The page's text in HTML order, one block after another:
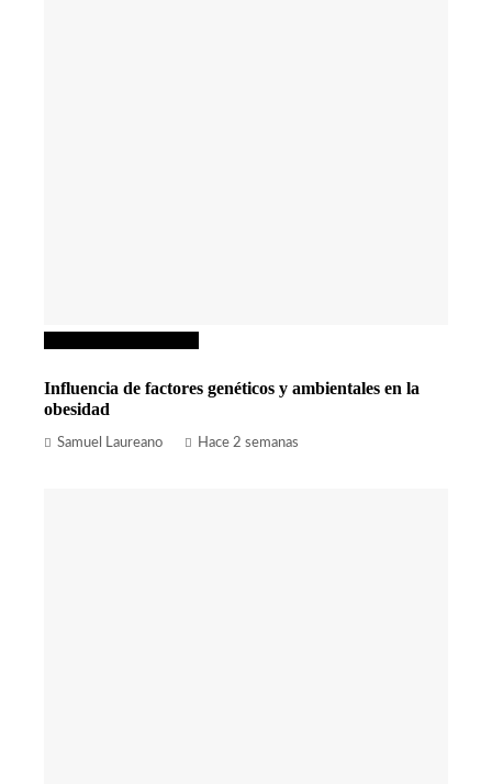
Influencia de factores genéticos y ambientales en la
obesidad
Samuel Laureano Hace 2 semanas